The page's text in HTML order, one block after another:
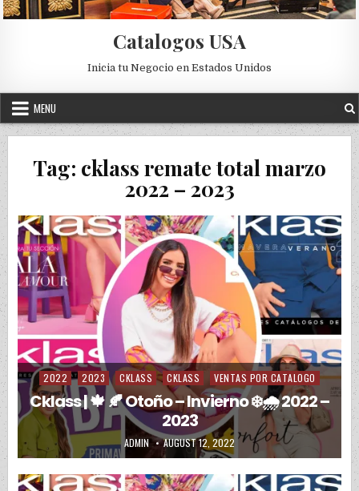
Catalogos USA
Inicia tu Negocio en Estados Unidos
MENU
Tag: cklass remate total marzo
2022 – 2023
Posted in
2022 2023 CKLASS CKLASS VENTAS POR CATALOGO
Cklass | 🍁 🍂 Otoño – Invierno ❄️🌧️ 2022 –
2023
AUTHOR:
ADMIN PUBLISHED DATE:
AUGUST 12, 2022